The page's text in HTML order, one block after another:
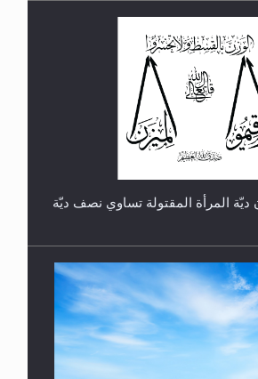
عليه السلام.. 4...
المرأة المقتولة تساوي نصف ديّة